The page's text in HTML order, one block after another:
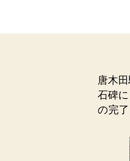
唐木
石碑
の完